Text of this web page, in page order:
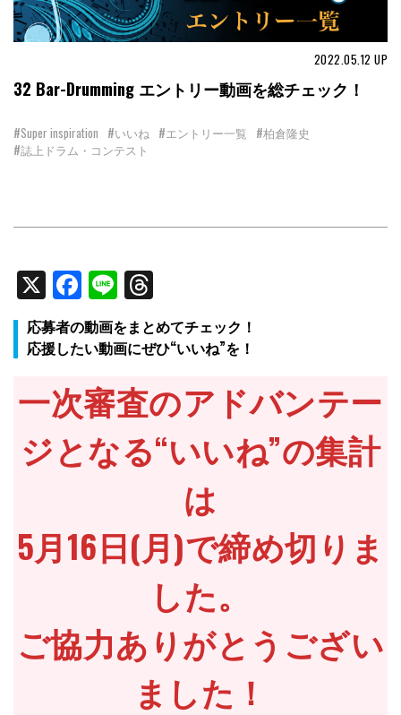
2022.05.12 UP
32 Bar-Drumming エントリー動画を総チェック！
#Super inspiration #いいね #エントリー一覧 #柏倉隆史
#誌上ドラム・コンテスト
X Facebook
Line
応募者の動画をまとめてチェック！
応援したい動画にぜひ“いいね”を！
一次審査のアドバンテー
ジとなる“いいね”の集計
は
5月16日(月)で締め切りま
した。
ご協力ありがとうござい
ました！